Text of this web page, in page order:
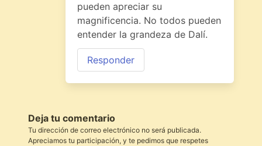
pueden apreciar su
magnificencia. No todos pueden
entender la grandeza de Dalí.
Responder
Deja tu comentario
Tu dirección de correo electrónico no será publicada.
Apreciamos tu participación, y te pedimos que respetes